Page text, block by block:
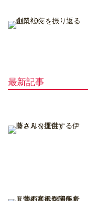
最新記事